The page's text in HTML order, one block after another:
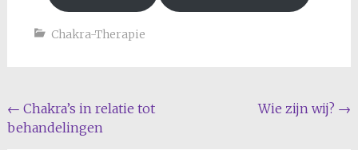
Chakra-Therapie
Bericht
navigatie
← Chakra’s in relatie tot
behandelingen
Wie zijn wij? →